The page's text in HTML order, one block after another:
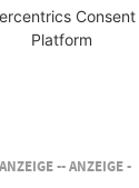
Platform
-- ANZEIGE -